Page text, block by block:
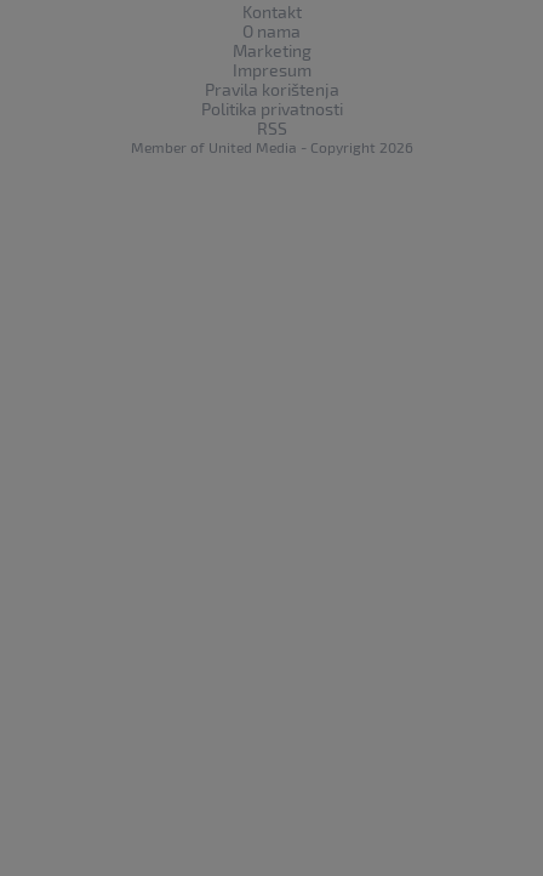
Kontakt
O nama
Marketing
Impresum
Pravila korištenja
Politika privatnosti
RSS
Member of United Media - Copyright 2026